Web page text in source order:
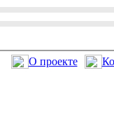
О проекте